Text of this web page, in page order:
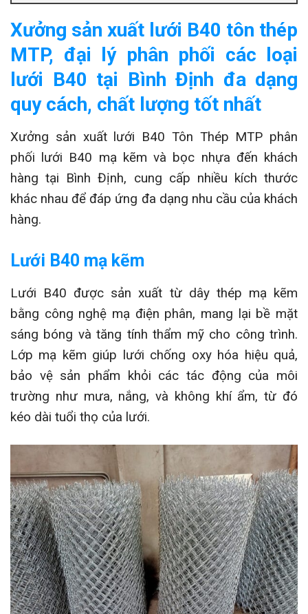
Xưởng sản xuất lưới B40 tôn thép
MTP, đại lý phân phối các loại
lưới B40 tại Bình Định đa dạng
quy cách, chất lượng tốt nhất
Xưởng sản xuất lưới B40 Tôn Thép MTP phân
phối lưới B40 mạ kẽm và bọc nhựa đến khách
hàng tại Bình Định, cung cấp nhiều kích thước
khác nhau để đáp ứng đa dạng nhu cầu của khách
hàng.
Lưới B40 mạ kẽm
Lưới B40 được sản xuất từ dây thép mạ kẽm
bằng công nghệ mạ điện phân, mang lại bề mặt
sáng bóng và tăng tính thẩm mỹ cho công trình.
Lớp mạ kẽm giúp lưới chống oxy hóa hiệu quả,
bảo vệ sản phẩm khỏi các tác động của môi
trường như mưa, nắng, và không khí ẩm, từ đó
kéo dài tuổi thọ của lưới.